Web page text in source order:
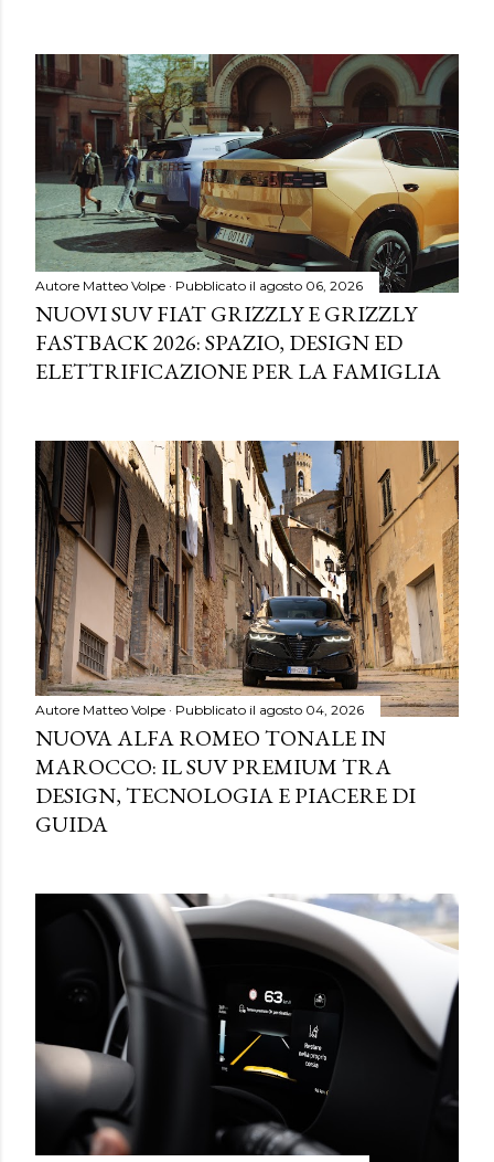
Autore Matteo Volpe Pubblicato il agosto 06, 2026
NUOVI SUV FIAT GRIZZLY E GRIZZLY
FASTBACK 2026: SPAZIO, DESIGN ED
ELETTRIFICAZIONE PER LA FAMIGLIA
Autore Matteo Volpe Pubblicato il agosto 04, 2026
NUOVA ALFA ROMEO TONALE IN
MAROCCO: IL SUV PREMIUM TRA
DESIGN, TECNOLOGIA E PIACERE DI
GUIDA